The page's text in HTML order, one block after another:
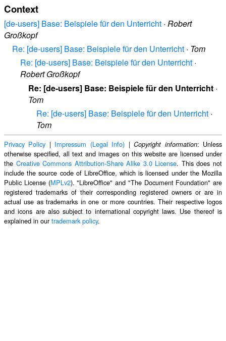
Context
[de-users] Base: Beispiele für den Unterricht · Robert
Großkopf
Re: [de-users] Base: Beispiele für den Unterricht · Tom
Re: [de-users] Base: Beispiele für den Unterricht ·
Robert Großkopf
Re: [de-users] Base: Beispiele für den Unterricht ·
Tom
Re: [de-users] Base: Beispiele für den Unterricht ·
Tom
Privacy Policy | Impressum (Legal Info) |Copyright information: Unless
otherwise specified, all text and images on this website are licensed under
the Creative Commons Attribution-Share Alike 3.0 License. This does not
include the source code of LibreOffice, which is licensed under the Mozilla
Public License (MPLv2). "LibreOffice" and "The Document Foundation" are
registered trademarks of their corresponding registered owners or are in
actual use as trademarks in one or more countries. Their respective logos
and icons are also subject to international copyright laws. Use thereof is
explained in ourtrademark policy.